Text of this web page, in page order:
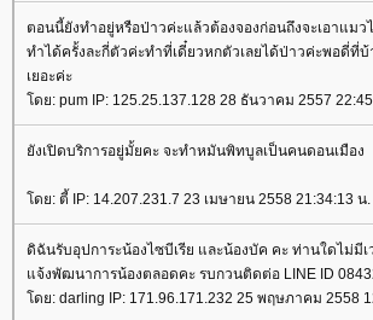
ตอนนี้ยังทำอยู่หรือป่าวค่ะแล้วต้องจองก่อนถึงจะเอาแม
ทำได้ครั้งละกี่ตัวค่ะทำที่เดี๋ยวหกตัวเลยได้ป่าวค่ะพอดี่ที่บ้
เยอะค่ะ
ดย: pum IP: 125.25.137.128 28 ธันวาคม 2557
ังเปิดบริการอยู่มั้ยคะ จะทำหมันพิทบูลเป็นคนดอนเมือง
ดย: ตี้ IP: 14.207.231.7 23 เมษายน 2558 21:34:13 น.
ดิฉันรับอุปการะน้องไซบีเรีย และน้องบัค คะ ท่านใดไม่มี
จ้งพัฒนาการน้องตลอดคะ รบกวนติดต่อ LINE ID
ดย: darling IP: 171.96.171.232 25 พฤษภาคม 2558